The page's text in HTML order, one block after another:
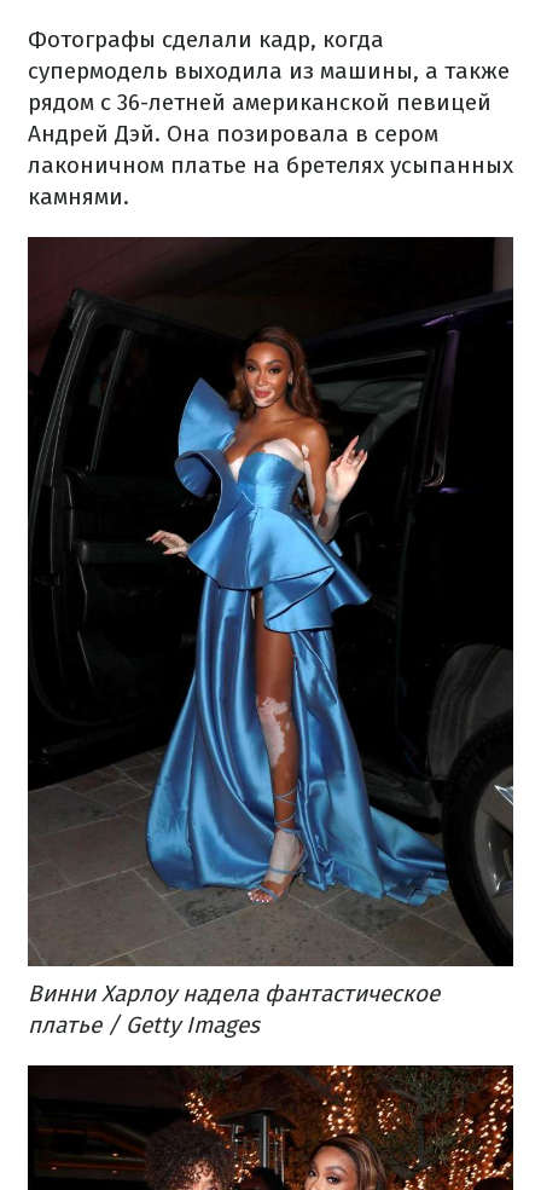
Фотографы сделали кадр, когда
супермодель выходила из машины, а также
рядом с 36-летней американской певицей
Андрей Дэй. Она позировала в сером
лаконичном платье на бретелях усыпанных
камнями.
Винни Харлоу надела фантастическое
платье / Getty Images